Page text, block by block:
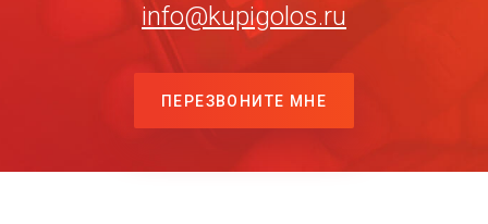
info@kupigolos.ru
ПЕРЕЗВОНИТЕ МНЕ